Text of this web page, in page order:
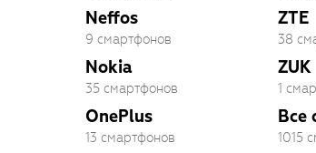
Neffos
9 смартфонов
Nokia
35 смартфонов
OnePlus
13 смартфонов
ZTE
38
ZUK
1
Все
1015